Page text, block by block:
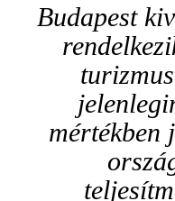
Budapest
mértékben